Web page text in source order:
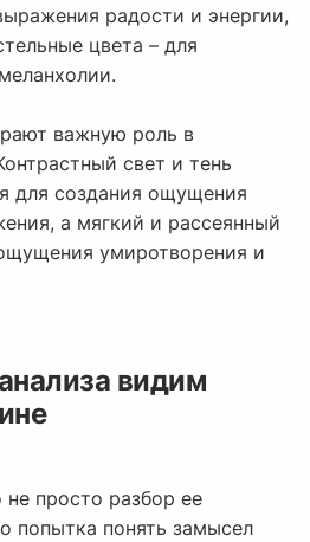
радости и энергии,
цвета – для
важную роль в
свет и тень
для создания ощущения
а мягкий и рассеянный
умиротворения и
видим
просто разбор ее
попытка понять замысел